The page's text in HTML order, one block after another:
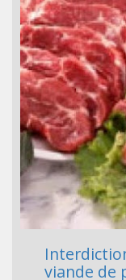
viande de